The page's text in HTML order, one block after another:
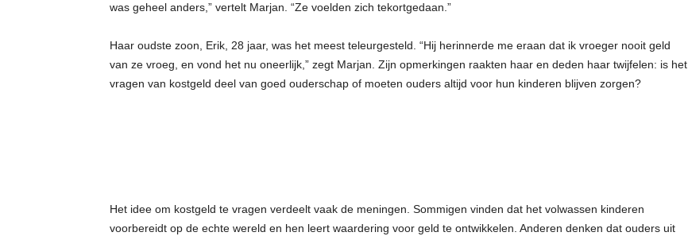
was geheel anders,” vertelt Marjan. “Ze voelden zich tekortgedaan.”
Haar oudste zoon, Erik, 28 jaar, was het meest teleurgesteld. “Hij herinnerde me eraan dat ik vroeger nooit geld
van ze vroeg, en vond het nu oneerlijk,” zegt Marjan. Zijn opmerkingen raakten haar en deden haar twijfelen: is het
vragen van kostgeld deel van goed ouderschap of moeten ouders altijd voor hun kinderen blijven zorgen?
Het idee om kostgeld te vragen verdeelt vaak de meningen. Sommigen vinden dat het volwassen kinderen
voorbereidt op de echte wereld en hen leert waardering voor geld te ontwikkelen. Anderen denken dat ouders uit